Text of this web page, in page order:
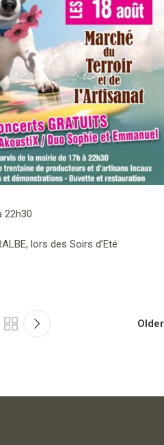
22h30
lors des Soirs d’Eté
Older